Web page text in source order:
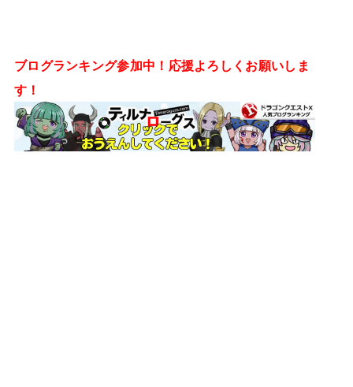
ブログランキング参加中！応援よろしくお願いしま
す！